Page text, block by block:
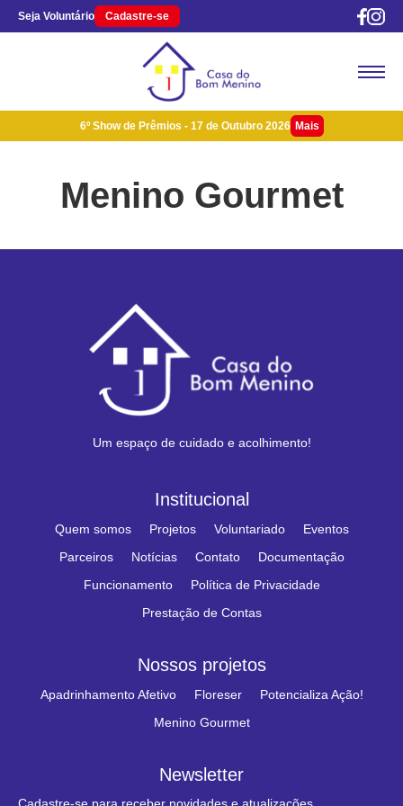
Seja Voluntário Cadastre-se
6º Show de Prêmios - 17 de Outubro 2026 Mais
Menino Gourmet
Um espaço de cuidado e acolhimento!
Institucional
Quem somos Projetos Voluntariado
Eventos
Parceiros
Notícias Contato
Documentação
Funcionamento
Política de Privacidade
Prestação de Contas
Nossos projetos
Apadrinhamento Afetivo Floreser
Potencializa Ação!
Menino Gourmet
Newsletter